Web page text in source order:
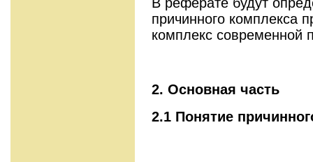
причинного комплекса
комплекс современной
2. Основная часть
2.1 Понятие